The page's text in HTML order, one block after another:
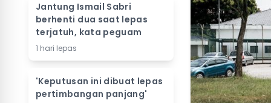
Jantung Ismail Sabri
berhenti dua saat lepas
terjatuh, kata peguam
1 hari lepas
'Keputusan ini dibuat lepas
pertimbangan panjang'